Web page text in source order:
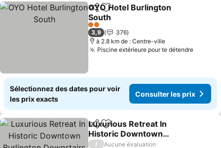
PartagerAjouter à mes favoris
OYO Hotel Burlington
South
2 Étoiles
3,9
376
à 2.8 km de : Centre-ville
Piscine extérieure pour te détendre
Sélectionnez des dates pour voir
les prix exacts
Consulter les prix
PartagerAjouter à mes favoris
Luxurious Retreat In
Historic Downtown
Burlington Downstairs
/
Aucune évaluation